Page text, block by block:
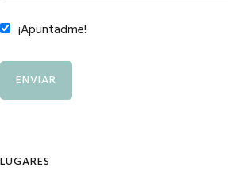
¡Apuntadme!
LUGARES